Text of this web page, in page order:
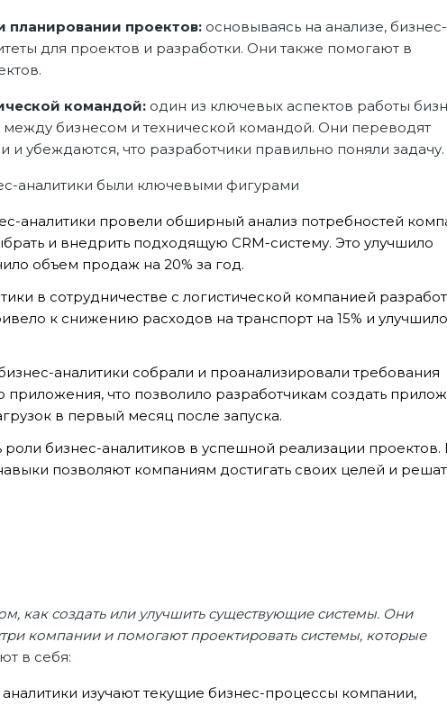
проектов: основываясь на анализе, бизнес-
для проектов и разработки. Они также помогают в
командой: один из ключевых аспектов работы
бизнесом и технической командой. Они переводят
и убеждаются, что разработчики правильно поняли задачу.
аналитики были ключевыми фигурами
аналитики провели обширный анализ потребностей
и внедрить подходящую CRM-систему. Это улучшило
объем продаж на 20% за год.
в сотрудничестве с логистической компанией
к снижению расходов на транспорт на 15% и улучшило
аналитики собрали и проанализировали требования
приложения, что позволило разработчикам создать
в первый месяц после запуска.
бизнес-аналитиков в успешной реализации проектов.
позволяют компаниям достигать своих целей и
как создать или улучшить существующие системы. Они
компании и помогают проектировать системы, которые
в себя:
изучают текущие бизнес-процессы компании,